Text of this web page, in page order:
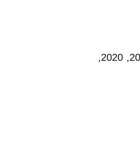
2000, 2001, 2002, 2003, 2004, 2005, 2006, 2007, 2008, 2009, 2010, 2011, 2012, 2013, 2014, 2015, 2017, 2018, 2019, 2020,